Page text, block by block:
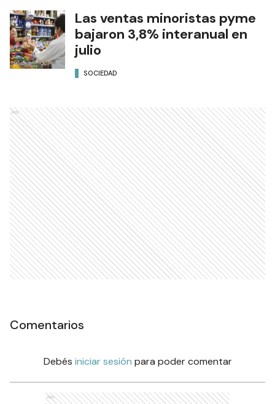
Las ventas minoristas pyme
bajaron 3,8% interanual en
julio
SOCIEDAD
Ads
Comentarios
Debés iniciar sesión para poder comentar
Ads